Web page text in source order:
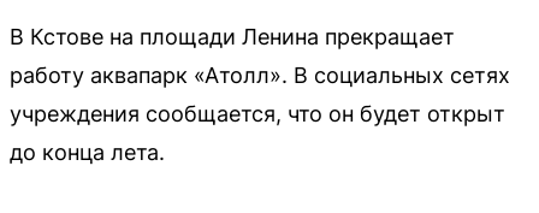
В Кстове на площади Ленина прекращает
работу аквапарк «Атолл». В социальных сетях
учреждения сообщается, что он будет открыт
до конца лета.